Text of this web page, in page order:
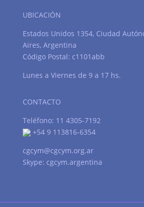
UBICACIÓN
Estados Unidos 1354, Ciudad
Aires, Argentina
Código Postal: c1101abb
Lunes a Viernes de 9 a 17 hs.
CONTACTO
Teléfono: 11 4305-7192
+54 9 113816-6354
cgcym@cgcym.org.ar
Skype: cgcym.argentina